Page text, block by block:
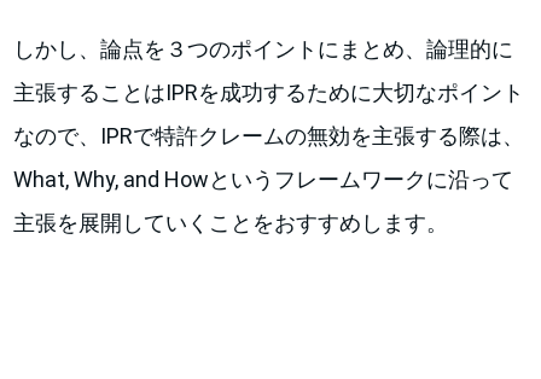
しかし、論点を３つのポイントにまとめ、論理的に
主張することはIPRを成功するために大切なポイント
なので、IPRで特許クレームの無効を主張する際は、
What, Why, and Howというフレームワークに沿って
主張を展開していくことをおすすめします。